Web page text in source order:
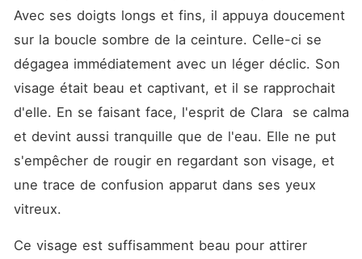
Avec ses doigts longs et fins, il appuya doucement
sur la boucle sombre de la ceinture. Celle-ci se
dégagea immédiatement avec un léger déclic. Son
visage était beau et captivant, et il se rapprochait
d'elle. En se faisant face, l'esprit de Clara  se calma
et devint aussi tranquille que de l'eau. Elle ne put
s'empêcher de rougir en regardant son visage, et
une trace de confusion apparut dans ses yeux
vitreux.
Ce visage est suffisamment beau pour attirer